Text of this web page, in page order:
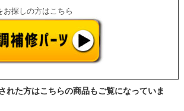
お探しの方はこちら
れた方はこちらの商品もご覧になっていま